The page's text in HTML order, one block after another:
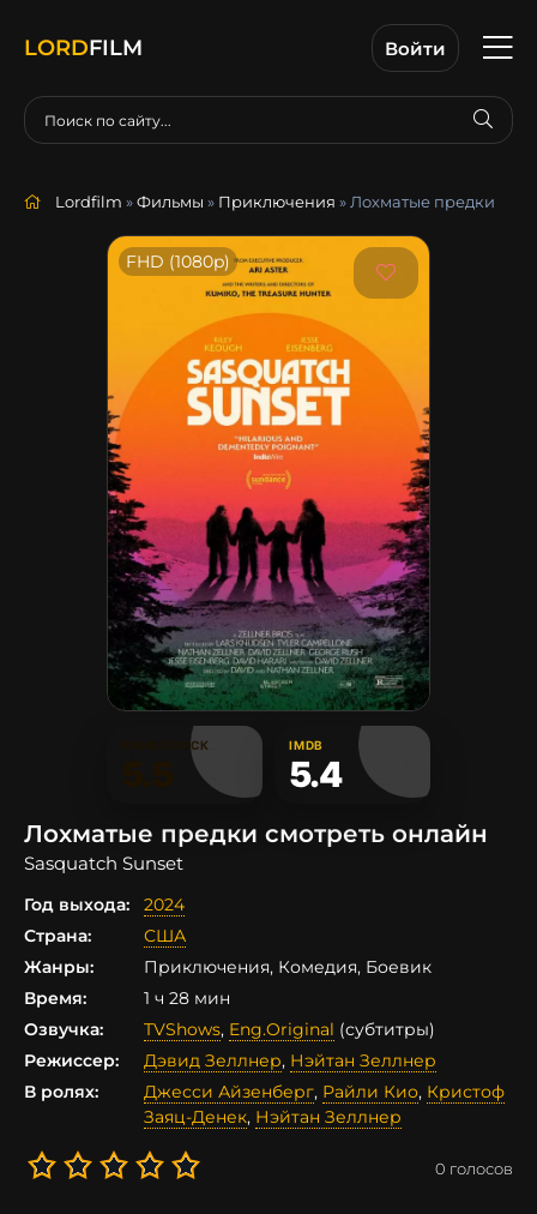
LORDFILM Войти
Lordfilm »Фильмы » Приключения » Лохматые предки
FHD (1080p)
КИНОПОИСК IMDB
5.4
Лохматые предки смотреть онлайн
Sasquatch Sunset
Год выхода:
2024
Страна:
США
Жанры:
Приключения, Комедия, Боевик
Время:
1 ч 28 мин
Озвучка:
TVShows, Eng.Original (субтитры)
Режиссер:
Дэвид Зеллнер, Нэйтан Зеллнер
В ролях:
Джесси Айзенберг, Райли Кио, Кристоф
Заяц-Денек, Нэйтан Зеллнер
0 голосов